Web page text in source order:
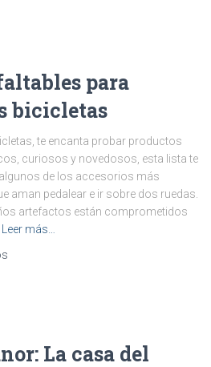
para
bicicletas
te encanta probar productos
curiosos y novedosos, esta lista te
de los accesorios más
aman pedalear e ir sobre dos ruedas.
artefactos están comprometidos
Leer más…
La casa del